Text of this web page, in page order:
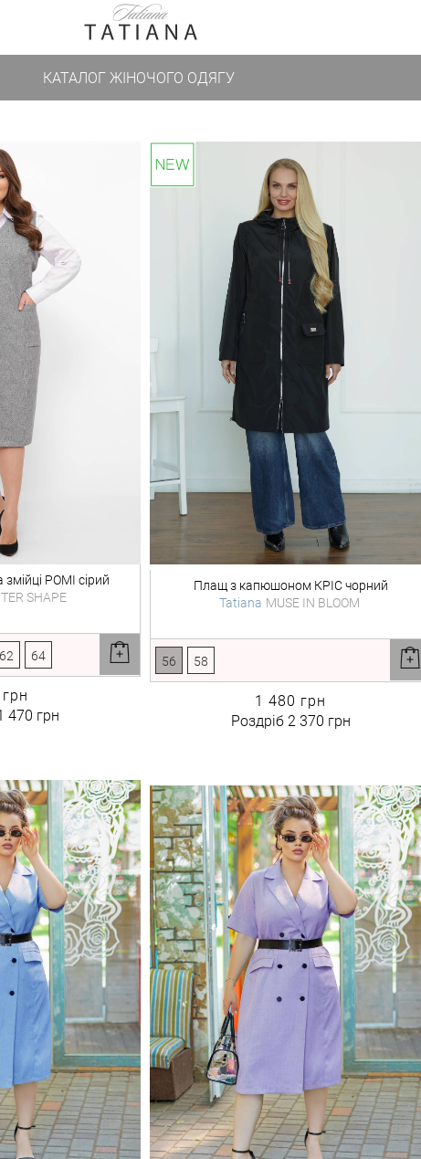
КАТАЛОГ ЖІНОЧОГО ОДЯГУ
РОМІ сірий
SHAPE
62 64
470 грн
Плащ з капюшоном КРІС чорний
Tatiana MUSE IN BLOOM
56 58
1 480 грн
Роздріб 2 370 грн